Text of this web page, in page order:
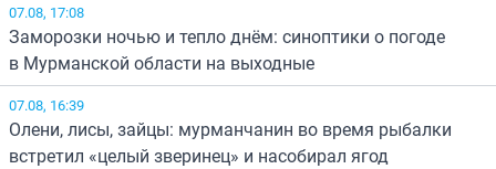
07.08, 17:08
Заморозки ночью и тепло днём: синоптики о погоде
в Мурманской области на выходные
07.08, 16:39
Олени, лисы, зайцы: мурманчанин во время рыбалки
встретил «целый зверинец» и насобирал ягод